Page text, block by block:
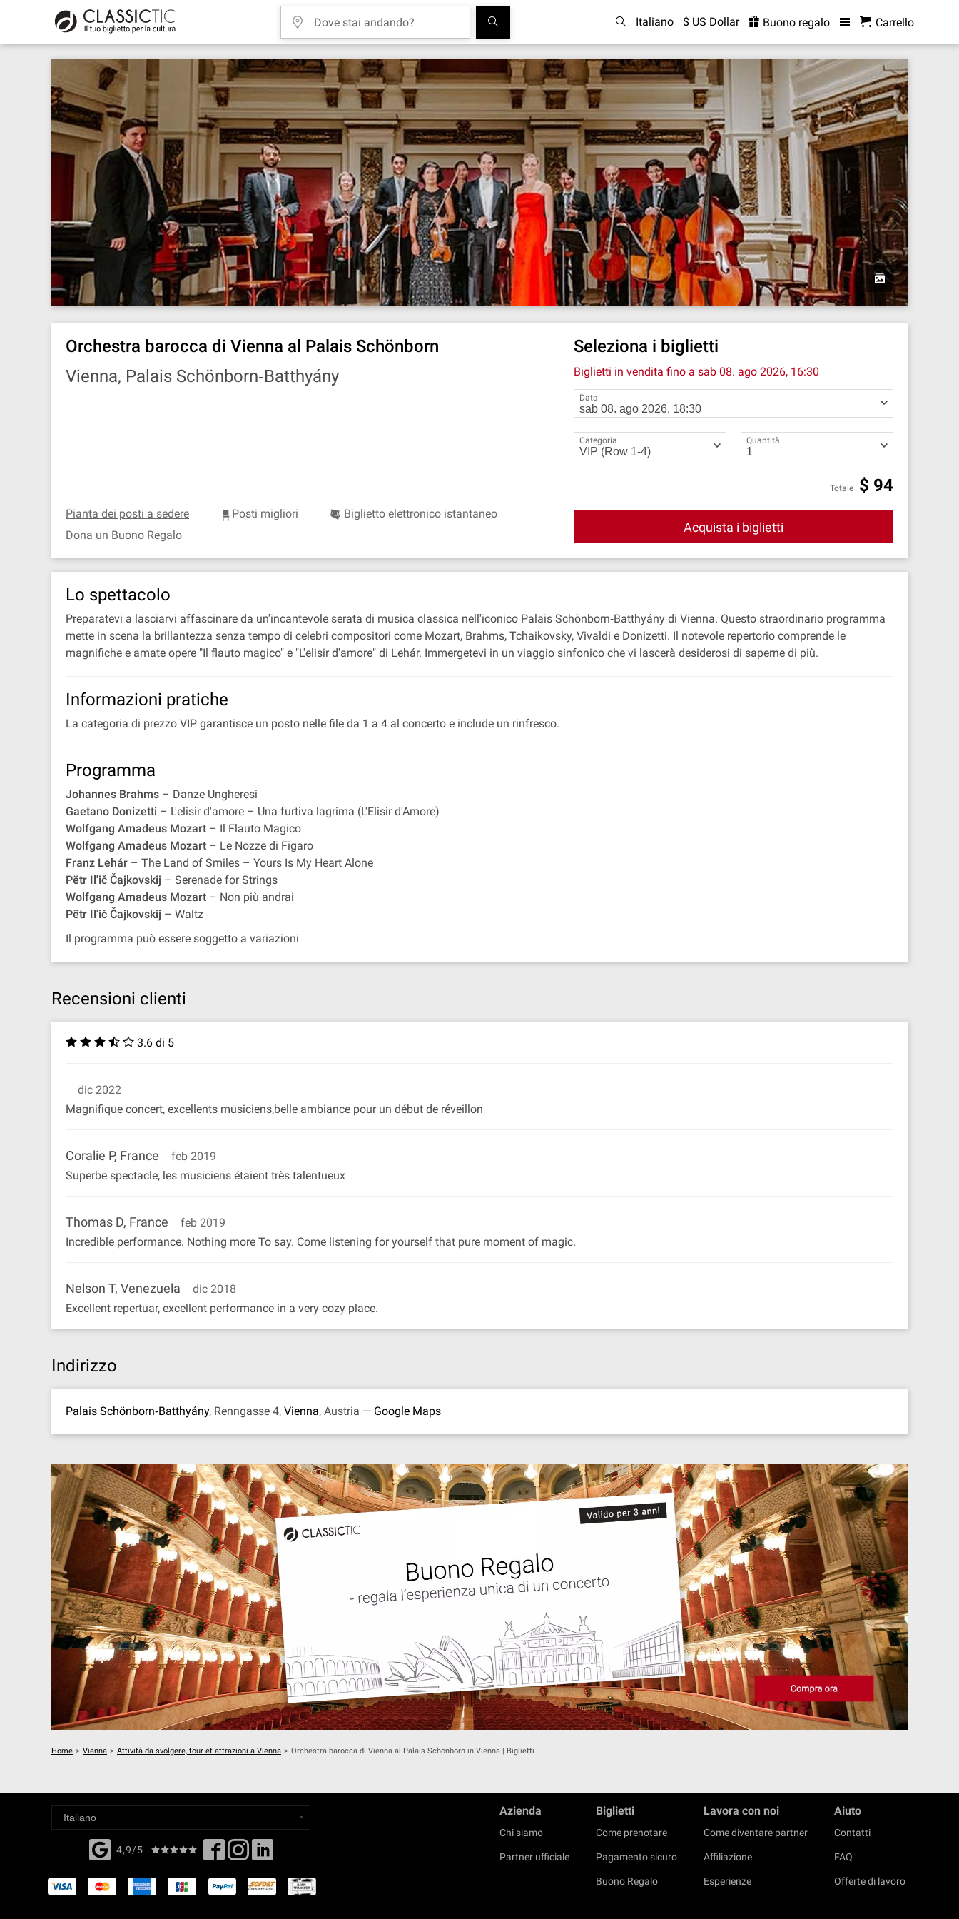
Italiano $ US Dollar Buono regalo Carrello
Orchestra barocca di Vienna al Palais Schönborn
Vienna, Palais Schönborn‐Batthyány
Pianta dei posti a sedere Posti migliori
Biglietto elettronico istantaneo
Dona un Buono Regalo
Seleziona i biglietti
Biglietti in vendita fino asab 08. ago 2026, 16:30
Data
Categoria Quantità
Totale $ 94
Acquista i biglietti
Lo spettacolo
Preparatevi a lasciarvi affascinare da un'incantevole serata di musica classica nell'iconico Palais Schönborn‐Batthyány di Vienna. Questo straordinario programma
mette in scena la brillantezza senza tempo di celebri compositori come Mozart, Brahms, Tchaikovsky, Vivaldi e Donizetti. Il notevole repertorio comprende le
magnifiche e amate opere "Il flauto magico" e "L'elisir d'amore" di Lehár. Immergetevi in un viaggio sinfonico che vi lascerà desiderosi di saperne di più.
Informazioni pratiche
La categoria di prezzo VIP garantisce un posto nelle file da 1 a 4 al concerto e include un rinfresco.
Programma
Johannes Brahms – Danze Ungheresi
Gaetano Donizetti – L'elisir d'amore – Una furtiva lagrima (L'Elisir d'Amore)
Wolfgang Amadeus Mozart – Il Flauto Magico
Wolfgang Amadeus Mozart – Le Nozze di Figaro
Franz Lehár – The Land of Smiles – Yours Is My Heart Alone
Pëtr Il'ič Čajkovskij – Serenade for Strings
Wolfgang Amadeus Mozart – Non più andrai
Pëtr Il'ič Čajkovskij – Waltz
Il programma può essere soggetto a variazioni
Recensioni clienti
3.6 di 5
dic 2022
Magnifique concert, excellents musiciens,belle ambiance pour un début de réveillon
Coralie P, France
feb 2019
Superbe spectacle, les musiciens étaient très talentueux
Thomas D, France
feb 2019
Incredible performance. Nothing more To say. Come listening for yourself that pure moment of magic.
Nelson T, Venezuela
dic 2018
Excellent repertuar, excellent performance in a very cozy place.
Indirizzo
Palais Schönborn‐Batthyány, Renngasse 4, Vienna, Austria — Google Maps
Home > Vienna > Attività da svolgere, tour et attrazioni a Vienna > Orchestra barocca di Vienna al Palais Schönborn in Vienna | Biglietti
4,9/5
Azienda
Chi siamo
Partner ufficiale
Biglietti
Come prenotare
Pagamento sicuro
Buono Regalo
Lavora con noi
Come diventare partner
Affiliazione
Esperienze
Aiuto
Contatti
FAQ
Offerte di lavoro